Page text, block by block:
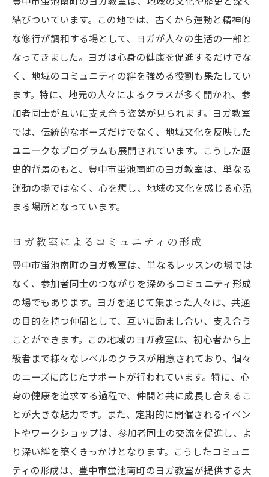
口コミで評判のヨガ教室の特徴
自分に合った教室の選び方ガイド
結びついています。この地では、古くから運動と精神的
な修行が調和する場として、ヨガが人々の生活の一部と
なってきました。ヨガは心身の健康を促進するだけでな
く、地域のコミュニティの絆を強める役割も果たしてい
ます。特に、地元の人々によるクラスが多く開かれ、参
加者同士が互いに支え合う姿勢が見られます。ヨガ教室
では、伝統的なポーズだけでなく、地域文化を反映した
ユニークなプログラムも展開されています。こうした歴
史的背景のもと、豊中市蛍池南町のヨガ教室は、単なる
運動の場ではなく、心を癒し、地域の文化を感じる心温
まる場所となっています。
ヨガ教室によるコミュニティの形成
豊中市蛍池南町のヨガ教室は、単なるレッスンの場では
なく、参加者同士のつながりを深めるコミュニティ形成
の場でもあります。ヨガを通じて集まった人々は、共通
の目的を持つ仲間として、互いに励まし合い、支え合う
ことができます。この地域のヨガ教室は、初心者から上
級者まで様々なレベルのクラスが用意されており、個々
のニーズに応じたサポートが行われています。特に、心
身の健康を追求する過程で、仲間と共に成長し合えるこ
とが大きな魅力です。また、定期的に開催されるイベン
トやワークショップは、参加者同士の交流を促進し、よ
り深い絆を築くきっかけとなります。こうしたコミュニ
ティの形成は、豊中市蛍池南町のヨガ教室が提供する大